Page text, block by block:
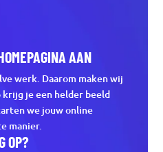
AAN
werk. Daarom maken wij
krijg je een helder beeld
we jouw online
manier.
OP?